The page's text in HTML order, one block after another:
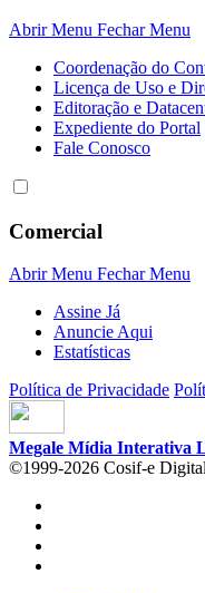
Abrir Menu Fechar Menu
Coordenação do
Licença de Uso e
Editoração e
Expediente do Portal
Fale Conosco
Comercial
Abrir Menu Fechar Menu
Assine Já
Anuncie Aqui
Estatísticas
Política de Privacidade
Megale Mídia Interativa
©1999-2026 Cosif-e